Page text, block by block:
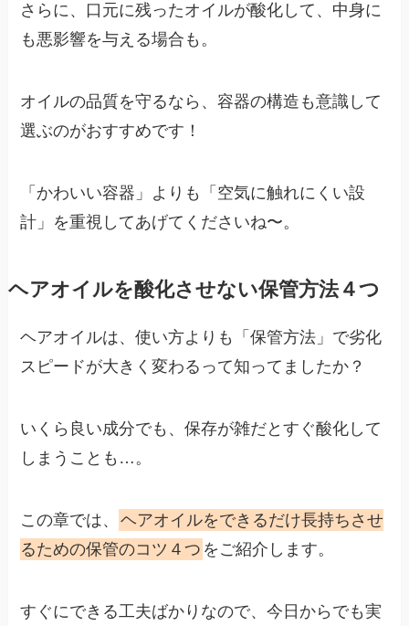
さらに、口元に残ったオイルが酸化して、中身に
も悪影響を与える場合も。
オイルの品質を守るなら、容器の構造も意識して
選ぶのがおすすめです！
「かわいい容器」よりも「空気に触れにくい設
計」を重視してあげてくださいね〜。
ヘアオイルを酸化させない保管方法４つ
ヘアオイルは、使い方よりも「保管方法」で劣化
スピードが大きく変わるって知ってましたか？
いくら良い成分でも、保存が雑だとすぐ酸化して
しまうことも…。
この章では、 ヘアオイルをできるだけ長持ちさせ
るための保管のコツ４つ をご紹介します。
すぐにできる工夫ばかりなので、今日からでも実